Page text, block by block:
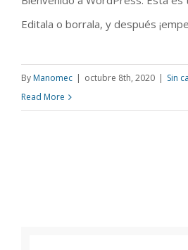
Editala o borrala, y después
ByManomec | octubre 8th, 2020 | Sin
Read More